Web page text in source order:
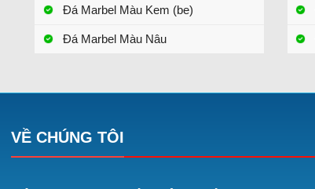
Đá Marbel Màu Kem (be)
Đá Marbel Màu Nâu
VỀ CHÚNG TÔI